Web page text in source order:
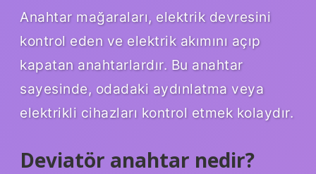
Anahtar mağaraları, elektrik devresini
kontrol eden ve elektrik akımını açıp
kapatan anahtarlardır. Bu anahtar
sayesinde, odadaki aydınlatma veya
elektrikli cihazları kontrol etmek kolaydır.
Deviatör anahtar nedir?